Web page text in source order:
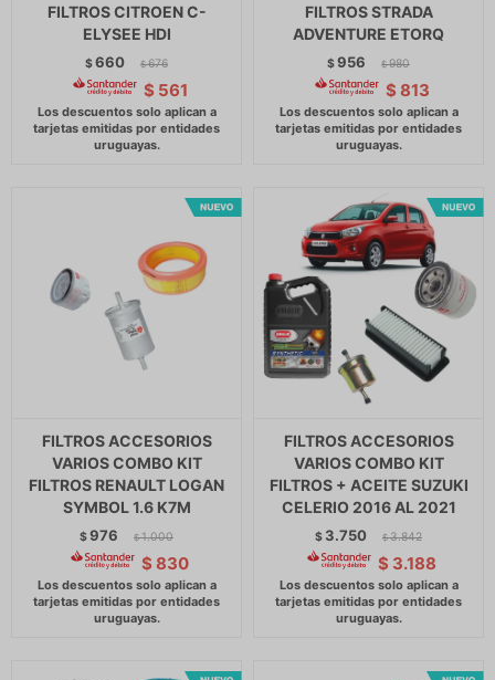
FILTROS CITROEN C-
ELYSEE HDI
$660 $ 676
$ 561
FILTROS STRADA
ADVENTURE ETORQ
$956 $ 980
$ 813
FILTROS ACCESORIOS
VARIOS COMBO KIT
FILTROS RENAULT LOGAN
SYMBOL 1.6 K7M
$976 $ 1.000
$ 830
FILTROS ACCESORIOS
VARIOS COMBO KIT
FILTROS + ACEITE SUZUKI
CELERIO 2016 AL 2021
$ 3.750 $ 3.842
$ 3.188